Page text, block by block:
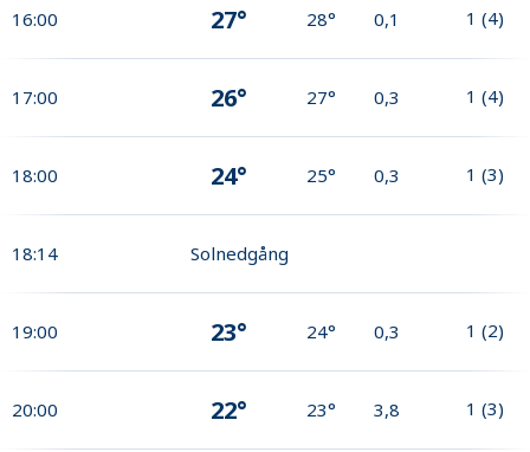
16:00 27° 28° 0,1 1 (4)
17:00 26° 27° 0,3 1 (4)
18:00 24° 25° 0,3 1 (3)
18:14 Solnedgång
19:00 23° 24° 0,3 1 (2)
20:00 22° 23° 3,8 1 (3)